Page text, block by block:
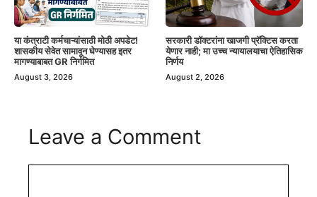
या कंत्राटी कर्मचाऱ्यांसाठी मोठी अपडेट!
शासकीय सेवेत सामावून घेण्यासह इतर
मागण्याबाबत GR निर्गमित
August 3, 2026
सरकारी डॉक्टरांना खाजगी प्रॅक्टिस करता
येणार नाही; मा उच्च न्यायालयाचा ऐतिहासिक
निर्णय
August 2, 2026
Leave a Comment